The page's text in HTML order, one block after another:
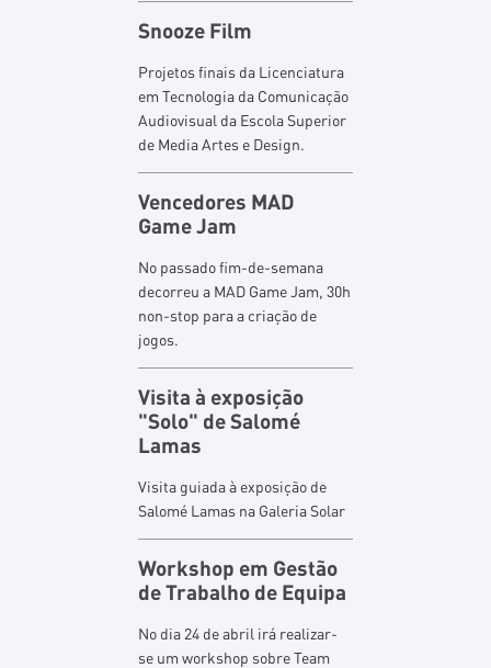
Snooze Film
Projetos finais da Licenciatura
em Tecnologia da Comunicação
Audiovisual da Escola Superior
de Media Artes e Design.
Vencedores MAD
Game Jam
No passado fim-de-semana
decorreu a MAD Game Jam, 30h
non-stop para a criação de
jogos.
Visita à exposição
"Solo" de Salomé
Lamas
Visita guiada à exposição de
Salomé Lamas na Galeria Solar
Workshop em Gestão
de Trabalho de Equipa
No dia 24 de abril irá realizar-
se um workshop sobre Team